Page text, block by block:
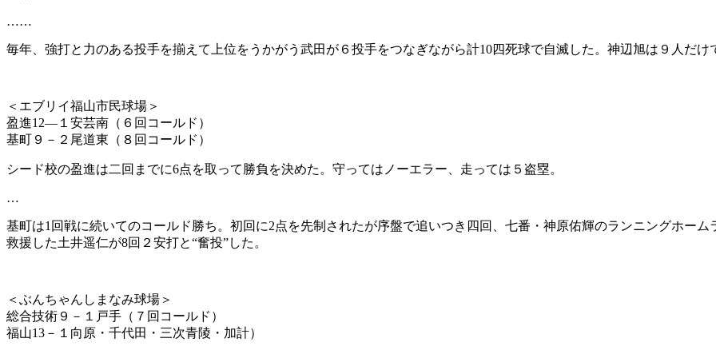
……
毎年、強打と力のある投手を揃えて上位をうかがう武田が６投手をつなぎながら計10四死球で自滅した。神辺旭は９人だ
＜エブリイ福山市民球場＞
盈進12―１安芸南（６回コールド）
基町９－２尾道東（８回コールド）
シード校の盈進は二回までに6点を取って勝負を決めた。守ってはノーエラー、走っては５盗塁。
…
基町は1回戦に続いてのコールド勝ち。初回に2点を先制されたが序盤で追いつき四回、七番・神原佑輝のランニングホー
救援した土井遥仁が8回２安打と“奮投”した。
＜ぶんちゃんしまなみ球場＞
総合技術９－１戸手（７回コールド）
福山13－１向原・千代田・三次青陵・加計）